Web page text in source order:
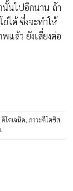
นั้นไปอีกนาน ถ้า
ย่ได้ ซึ่งจะทำให้
แล้ว ยังเสี่ยงต่อ
คีโตเจนิค, ภาวะคีโตซิส
.